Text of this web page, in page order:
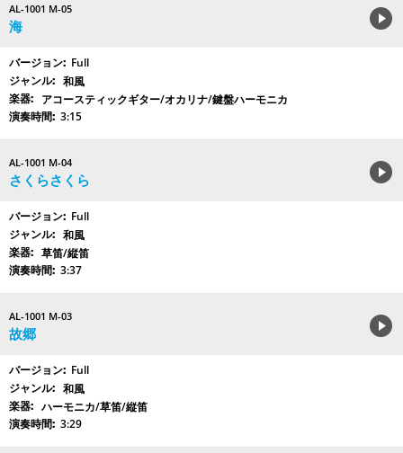
AL-1001 M-05
海
Full
和風
アコースティックギター/オカリナ/鍵盤ハーモニカ
3:15
AL-1001 M-04
さくらさくら
Full
和風
草笛/縦笛
3:37
AL-1001 M-03
故郷
Full
和風
ハーモニカ/草笛/縦笛
3:29